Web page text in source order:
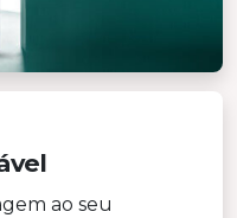
ao seu